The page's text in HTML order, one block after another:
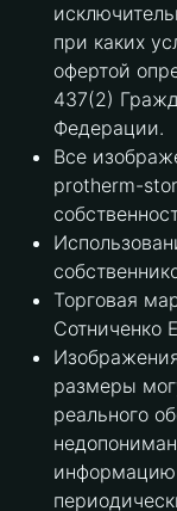
при каких
офертой
437(2)
Федерации.
Все
protherm-
Торговая
Сотниченко
размеры
реального